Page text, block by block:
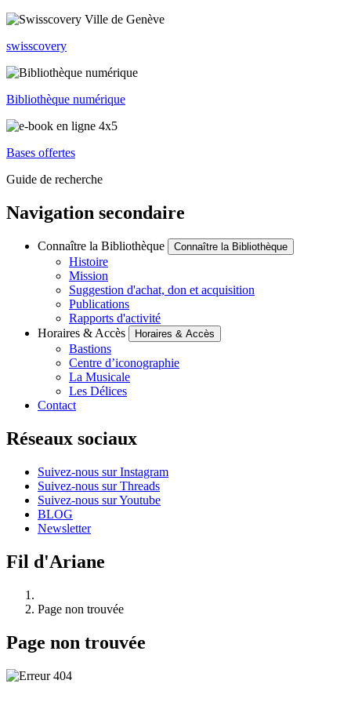
swisscovery
Bibliothèque numérique
Bases offertes
Guide de recherche
Navigation secondaire
Connaître la Bibliothèque Connaître la Bibliothèque
Histoire
Mission
Suggestion d'achat, don et acquisition
Publications
Rapports d'activité
Horaires & Accès
Horaires & Accès
Bastions
Centre d’iconographie
La Musicale
Les Délices
Contact
Réseaux sociaux
Suivez-nous sur Instagram
Suivez-nous sur Threads
Suivez-nous sur Youtube
BLOG
Newsletter
Fil d'Ariane
Page non trouvée
Page non trouvée